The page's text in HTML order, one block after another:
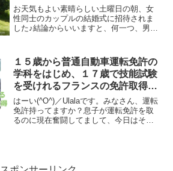
お天気もよい素晴らしい土曜日の朝、女
性同士のカップルの結婚式に招待されま
した♪結論からいいますと、何一つ、男女
結婚式でした♪個人が特定できない範囲
で、ちょこっとご紹介。...
１５歳から普通自動車運転免許の
学科をはじめ、１７歳で技能試験
を受けれるフランスの免許取得の
仕組み
はーい(^O^)／Ulalaです。みなさん、運転
免許持ってますか？息子が運転免許を取
るのに現在奮闘してまして、今日はその